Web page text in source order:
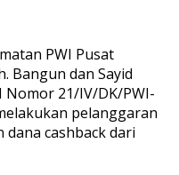
PWI Pusat
Bangun dan Sayid
Nomor 21/IV/DK/PWI-
pelanggaran
cashback dari